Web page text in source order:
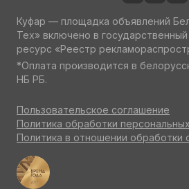
Куфар — площадка объявлений
Тех» включено в
ресурс «Реестр
*Оплата производится в
НБ РБ.
Пользовательское соглашение
Политика обработки
Политика в отношении обработки